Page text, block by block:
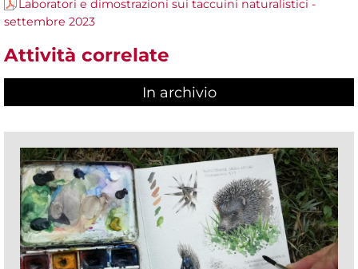
Laboratori e dimostrazioni sui taccuini naturalistici -
settembre 2023
Attività correlate
In archivio